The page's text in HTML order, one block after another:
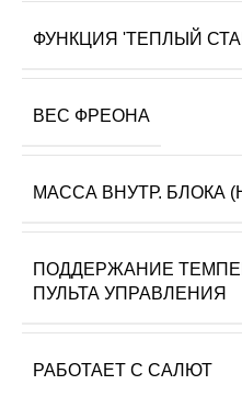
ФУНКЦИЯ 'ТЕПЛЫЙ
ВЕС ФРЕОНА
МАССА ВНУТР. БЛОКА
ПОДДЕРЖАНИЕ
ПУЛЬТА УПРАВЛЕНИЯ
РАБОТАЕТ С САЛЮТ